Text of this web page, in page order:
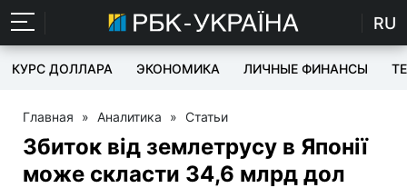
RU
КУРС ДОЛЛАРА ЭКОНОМИКА ЛИЧНЫЕ ФИНАНСЫ
Главная » Аналитика » Статьи
Збиток від землетрусу в Японії
може скласти 34,6 млрд дол